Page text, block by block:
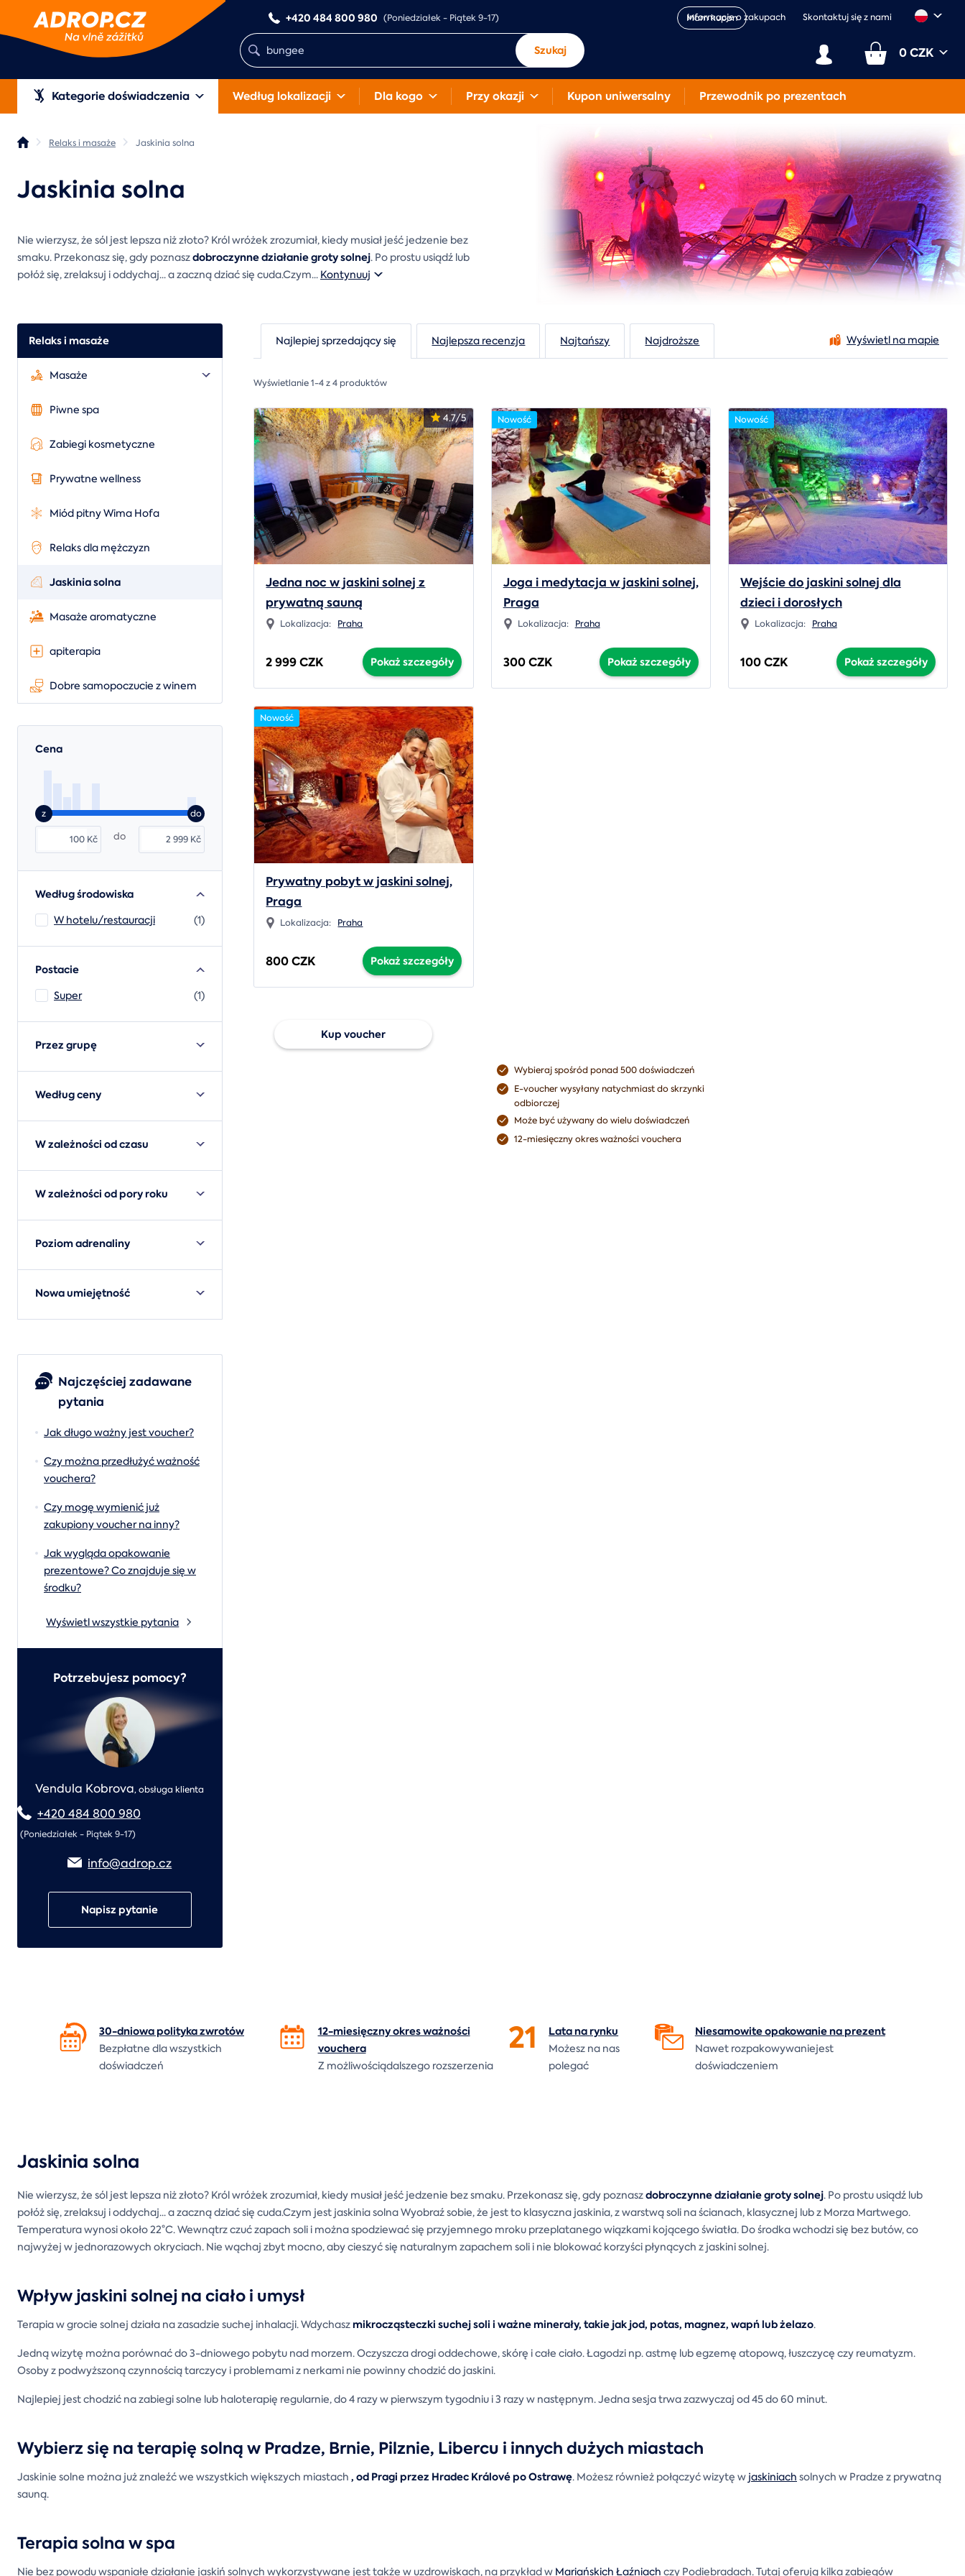
+420 484 800 980 (Poniedziałek - Piątek 9-17) Mam kupon
Informacje o zakupach Skontaktuj się z nami
Szukaj 0 CZK
Kategorie doświadczenia Według lokalizacji Dla kogo Przy okazji Kupon uniwersalny Przewodnik po prezentach
Relaks i masaże Jaskinia solna
Jaskinia solna
Nie wierzysz, że sól jest lepsza niż złoto? Król wróżek zrozumiał, kiedy musiał jeść jedzenie bez
smaku. Przekonasz się, gdy poznaszdobroczynne działanie groty solnej. Po prostu usiądź lub
połóż się, zrelaksuj i oddychaj... a zaczną dziać się cuda.Czym... Kontynuuj
Relaks i masaże
Masaże
Piwne spa
Zabiegi kosmetyczne
Prywatne wellness
Miód pitny Wima Hofa
Relaks dla mężczyzn
Jaskinia solna
Masaże aromatyczne
apiterapia
Dobre samopoczucie z winem
Cena
z do
Kč Kč
do
Według środowiska
W hotelu/restauracji (1)
Postacie
Super (1)
Przez grupę
Według ceny
W zależności od czasu
W zależności od pory roku
Poziom adrenaliny
Nowa umiejętność
Najczęściej zadawane
pytania
Jak długo ważny jest voucher?
Czy można przedłużyć ważność
vouchera?
Czy mogę wymienić już
zakupiony voucher na inny?
Jak wygląda opakowanie
prezentowe? Co znajduje się w
środku?
Wyświetl wszystkie pytania
Potrzebujesz pomocy?
Vendula Kobrova,obsługa klienta
+420 484 800 980
(Poniedziałek - Piątek 9-17)
info@adrop.cz
Napisz pytanie
Wyświetl na mapie
Najlepiej sprzedający się Najlepsza recenzja Najtańszy Najdroższe
Wyświetlanie 1-4 z 4 produktów
4.7/5
Jedna noc w jaskini solnej z
prywatną sauną
Lokalizacja: Praha
2 999 CZK Pokaż szczegóły
Nowość
Joga i medytacja w jaskini solnej,
Praga
Lokalizacja: Praha
300 CZK Pokaż szczegóły
Nowość
Wejście do jaskini solnej dla
dzieci i dorosłych
Lokalizacja: Praha
100 CZK Pokaż szczegóły
Nowość
Prywatny pobyt w jaskini solnej,
Praga
Lokalizacja: Praha
800 CZK Pokaż szczegóły
Wybieraj spośród ponad 500 doświadczeń
E-voucher wysyłany natychmiast do skrzynki
odbiorczej
Może być używany do wielu doświadczeń
12-miesięczny okres ważności vouchera
Kup voucher
30-dniowa politykazwrotów
Bezpłatne dla wszystkich
doświadczeń
12-miesięczny okres ważności
vouchera
Z możliwościądalszego rozszerzenia
21 Lata narynku
Możesz na nas
polegać
Niesamowite opakowanie naprezent
Nawet rozpakowywaniejest
doświadczeniem
Jaskinia solna
Nie wierzysz, że sól jest lepsza niż złoto? Król wróżek zrozumiał, kiedy musiał jeść jedzenie bez smaku. Przekonasz się, gdy poznaszdobroczynne działanie groty solnej. Po prostu usiądź lub
połóż się, zrelaksuj i oddychaj... a zaczną dziać się cuda.Czym jest jaskinia solna Wyobraź sobie, że jest to klasyczna jaskinia, z warstwą soli na ścianach, klasycznej lub z Morza Martwego.
Temperatura wynosi około 22°C. Wewnątrz czuć zapach soli i można spodziewać się przyjemnego mroku przeplatanego wiązkami kojącego światła. Do środka wchodzi się bez butów, co
najwyżej w jednorazowych okryciach. Nie wąchaj zbyt mocno, aby cieszyć się naturalnym zapachem soli i nie blokować korzyści płynących z jaskini solnej.
Wpływ jaskini solnej na ciało i umysł
Terapia w grocie solnej działa na zasadzie suchej inhalacji. Wdychaszmikrocząsteczki suchej soli i ważne minerały, takie jak jod, potas, magnez, wapń lub żelazo.
Jedną wizytę można porównać do 3-dniowego pobytu nad morzem. Oczyszcza drogi oddechowe, skórę i całe ciało. Łagodzi np. astmę lub egzemę atopową, łuszczycę czy reumatyzm.
Osoby z podwyższoną czynnością tarczycy i problemami z nerkami nie powinny chodzić do jaskini.
Najlepiej jest chodzić na zabiegi solne lub haloterapię regularnie, do 4 razy w pierwszym tygodniu i 3 razy w następnym. Jedna sesja trwa zazwyczaj od 45 do 60 minut.
Wybierz się na terapię solną w Pradze, Brnie, Pilznie, Libercu i innych dużych miastach
Jaskinie solne można już znaleźć we wszystkich większych miastach , od Pragi przez Hradec Králové po Ostrawę. Możesz również połączyć wizytę w jaskiniach solnych w Pradze z prywatną
sauną.
Terapia solna w spa
Nie bez powodu wspaniałe działanie jaskiń solnych wykorzystywane jest także w uzdrowiskach, na przykład w Mariańskich Łaźniach czy Podiebradach. Tutaj oferują kilka zabiegów